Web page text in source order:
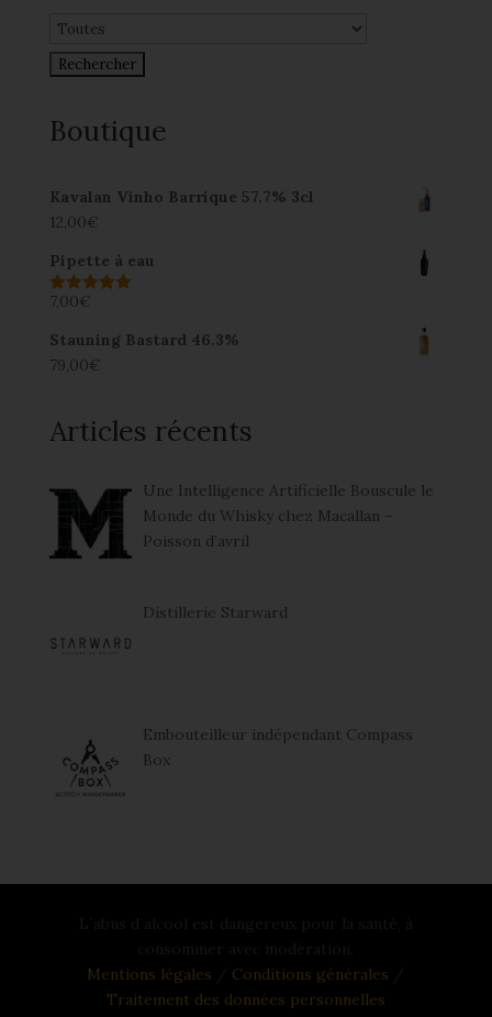
Boutique
Kavalan Vinho Barrique 57.7% 3cl
12,00€
Pipette à eau
Note5.00
7,00€
Stauning Bastard 46.3%
79,00€
Articles récents
Une Intelligence Artificielle Bouscule le
Monde du Whisky chez Macallan –
Poisson d’avril
Distillerie Starward
Embouteilleur indépendant Compass
Box
Mentions légales
Conditions générales
Traitement des données personnelles